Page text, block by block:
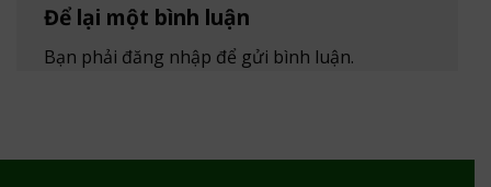
Để lại một bình luận
Bạn phải đăng nhập để gửi bình luận.